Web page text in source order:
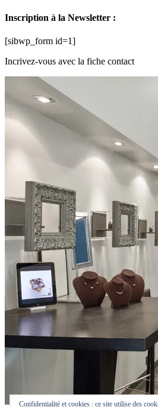
Inscription à la Newsletter :
[sibwp_form id=1]
Incrivez-vous avec la fiche contact
Confidentialité et cookies : ce site utilise des